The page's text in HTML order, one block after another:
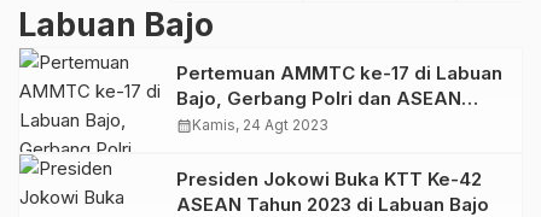
Labuan Bajo
Pertemuan AMMTC ke-17 di Labuan
Bajo, Gerbang Polri dan ASEAN
Jaga Kawasan dari Kejahatan
calendar_monthKamis, 24 Agt 2023
Presiden Jokowi Buka KTT Ke-42
ASEAN Tahun 2023 di Labuan Bajo